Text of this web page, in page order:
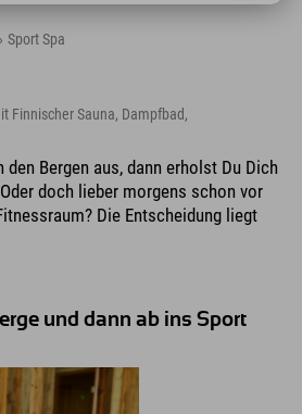
› Sport Spa
Finnischer Sauna, Dampfbad,
Bergen aus, dann erholst Du Dich
doch lieber morgens schon vor
Die Entscheidung liegt
und dann ab ins Sport